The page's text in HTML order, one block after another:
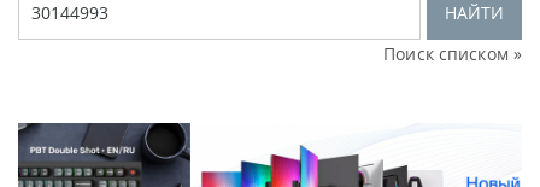
НАЙТИ
Поиск списком »